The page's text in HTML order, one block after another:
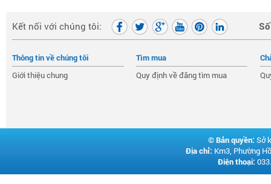
Kết nối với chúng tôi:
Thông tin về chúng tôi
Giới thiệu chung
Tìm mua
Quy định về đăng tìm mua
©Bản quyền: Sở
Địa chỉ: Km3, Phường
Điện thoại: